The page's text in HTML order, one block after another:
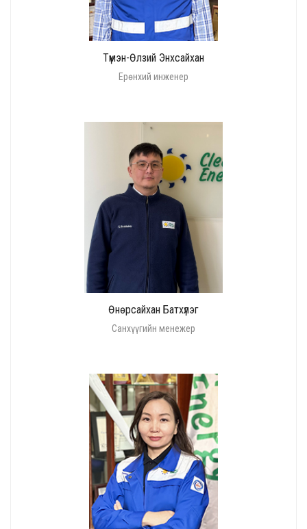
Түмэн-Өлзий Энхсайхан
Ерөнхий инженер
Өнөрсайхан Батхүлэг
Санхүүгийн менежер